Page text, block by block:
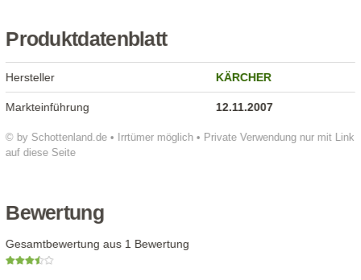
Produktdatenblatt
© by Schottenland.de • Irrtümer möglich • Private Verwendung nur mit Link
auf diese Seite
Hersteller KÄRCHER
Markteinführung 12.11.2007
Bewertung
Gesamtbewertung aus 1 Bewertung